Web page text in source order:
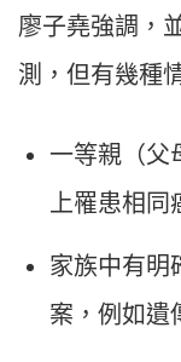
廖子堯強調，
測，但有幾種
一等親（父
上罹患相同
家族中有明
案，例如遺